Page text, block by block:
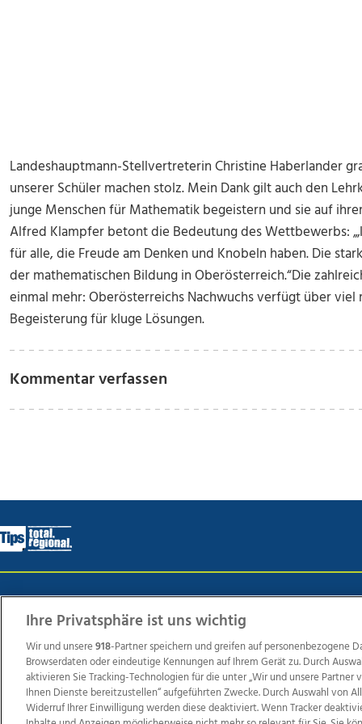
Landeshauptmann-Stellvertreterin Christine Haberlander
unserer Schüler machen stolz. Mein Dank gilt auch den
junge Menschen für Mathematik begeistern und sie auf
Alfred Klampfer betont die Bedeutung des Wettbewerbs:
für alle, die Freude am Denken und Knobeln haben. Die
der mathematischen Bildung in Oberösterreich.“Die
einmal mehr: Oberösterreichs Nachwuchs verfügt über viel
Begeisterung für kluge Lösungen.
Kommentar verfassen
TV1 di-mog-i.at OÖNow Ischler Woche
Life
Ihre Privatsphäre ist uns wichtig
Wir und unsere918-Partner speichern und greifen auf personenbezogene
Browserdaten oder eindeutige Kennungen auf Ihrem Gerät zu. Durch
aktivieren Sie Tracking-Technologien für die unter „Wir und unsere Partner
Ihnen Dienste bereitzustellen“ aufgeführten Zwecke. Durch Auswahl von
Widerruf Ihrer Einwilligung werden diese deaktiviert. Wenn Tracker